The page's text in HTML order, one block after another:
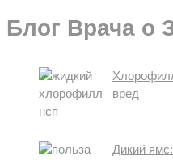
Блог Врача о
вред
Дикий